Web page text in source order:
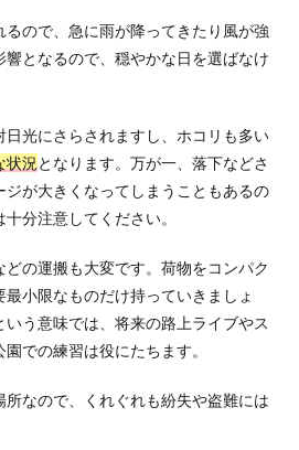
ので、急に雨が降ってきたり風が強
となるので、穏やかな日を選ばなけ
日光にさらされますし、ホコリも多い
状況 となります。万が一、落下などさ
が大きくなってしまうこともあるの
分注意してください。
の運搬も大変です。荷物をコンパク
最小限なものだけ持っていきましょ
う意味では、将来の路上ライブやス
での練習は役にたちます。
なので、くれぐれも紛失や盗難には